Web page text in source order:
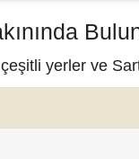
yerler ve